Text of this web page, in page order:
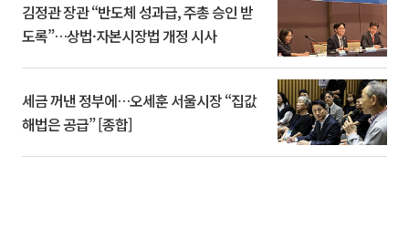
김정관 장관 “반도체 성과급, 주총 승인 받
도록”…상법·자본시장법 개정 시사
세금 꺼낸 정부에…오세훈 서울시장 “집값
해법은 공급” [종합]